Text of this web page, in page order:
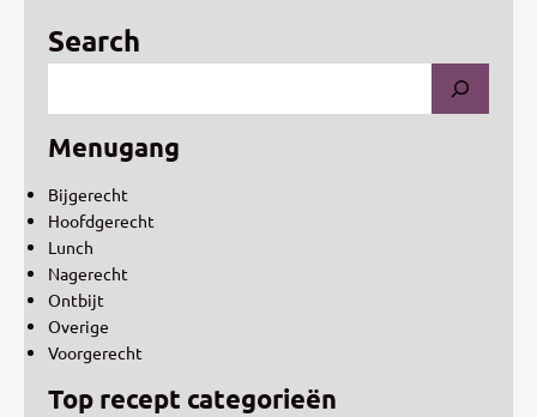
Search
Menugang
Bijgerecht
Hoofdgerecht
Lunch
Nagerecht
Ontbijt
Overige
Voorgerecht
Top recept categorieën